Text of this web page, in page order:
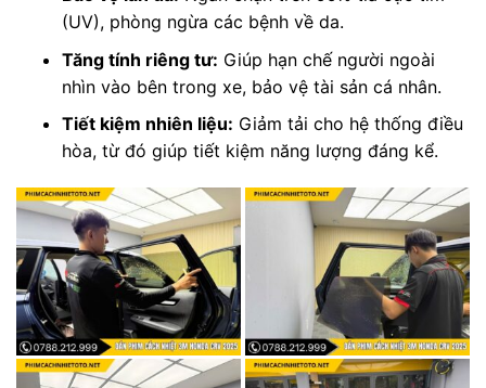
(UV), phòng ngừa các bệnh về da.
Tăng tính riêng tư: Giúp hạn chế người ngoài
nhìn vào bên trong xe, bảo vệ tài sản cá nhân.
Tiết kiệm nhiên liệu: Giảm tải cho hệ thống điều
hòa, từ đó giúp tiết kiệm năng lượng đáng kể.